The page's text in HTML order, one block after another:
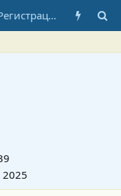
Регистрация